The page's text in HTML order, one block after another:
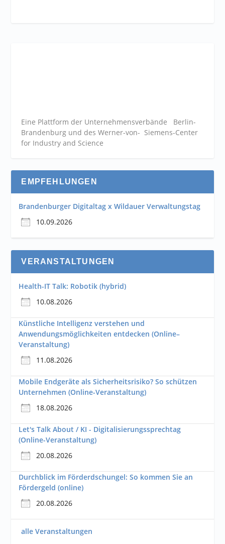
Eine Plattform der Unternehmensverbände Berlin-
Brandenburg und des Werner-von- Siemens-Center
for Industry and Science
EMPFEHLUNGEN
Brandenburger Digitaltag x Wildauer Verwaltungstag
10.09.2026
VERANSTALTUNGEN
Health-IT Talk: Robotik (hybrid)
10.08.2026
Künstliche Intelligenz verstehen und
Anwendungsmöglichkeiten entdecken (Online–
Veranstaltung)
11.08.2026
Mobile Endgeräte als Sicherheitsrisiko? So schützen
Unternehmen (Online-Veranstaltung)
18.08.2026
Let's Talk About / KI - Digitalisierungssprechtag
(Online-Veranstaltung)
20.08.2026
Durchblick im Förderdschungel: So kommen Sie an
Fördergeld (online)
20.08.2026
alle Veranstaltungen